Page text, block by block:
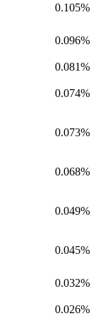
0.105%
0.096%
0.081%
0.074%
0.073%
0.068%
0.049%
0.045%
0.032%
0.026%